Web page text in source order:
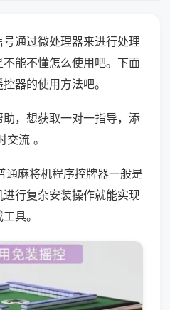
通过微处理器来进行处理
能不懂怎么使用吧。下面
器的使用方法吧。
，想获取一对一指导，添
流 。
通麻将机程序控牌器一般是
行复杂安装操作就能实现
具。